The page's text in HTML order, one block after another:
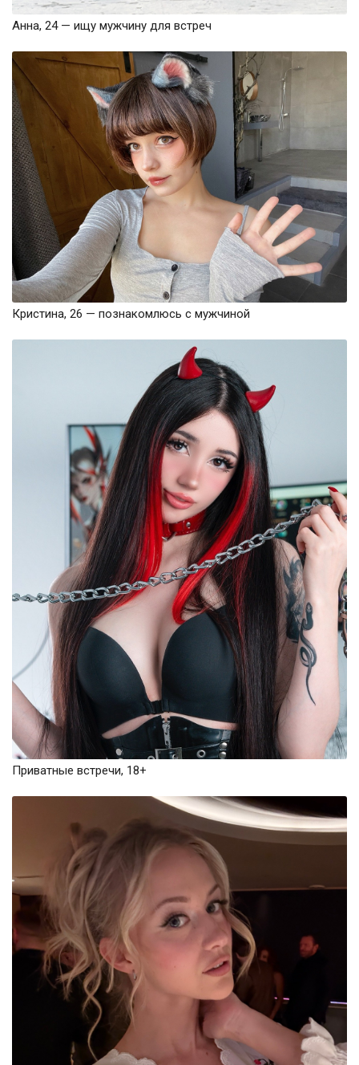
Анна, 24 — ищу мужчину для встреч
Кристина, 26 — познакомлюсь с мужчиной
Приватные встречи, 18+